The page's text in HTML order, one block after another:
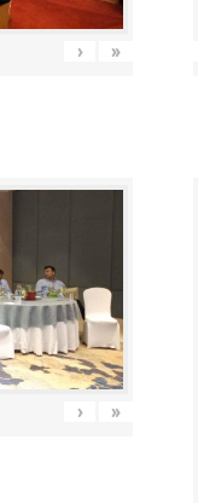
› »
› »